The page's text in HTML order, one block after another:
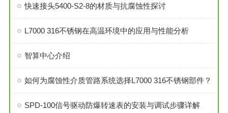
快速接头5400-S2-8的材质与抗腐蚀性探讨
L7000 316不锈钢在高温环境中的应用与性能分析
智算中心介绍
如何为腐蚀性介质管路系统选择L7000 316不锈钢部件？
SPD-100信号驱动防爆转速表的安装与调试步骤详解